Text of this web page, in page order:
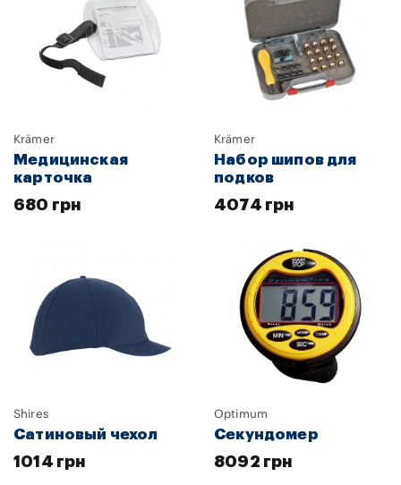
Krämer
Медицинская
карточка
680 грн
Krämer
Набор шипов для
подков
4074 грн
Shires
Сатиновый чехол
1014 грн
Optimum
Секундомер
8092 грн